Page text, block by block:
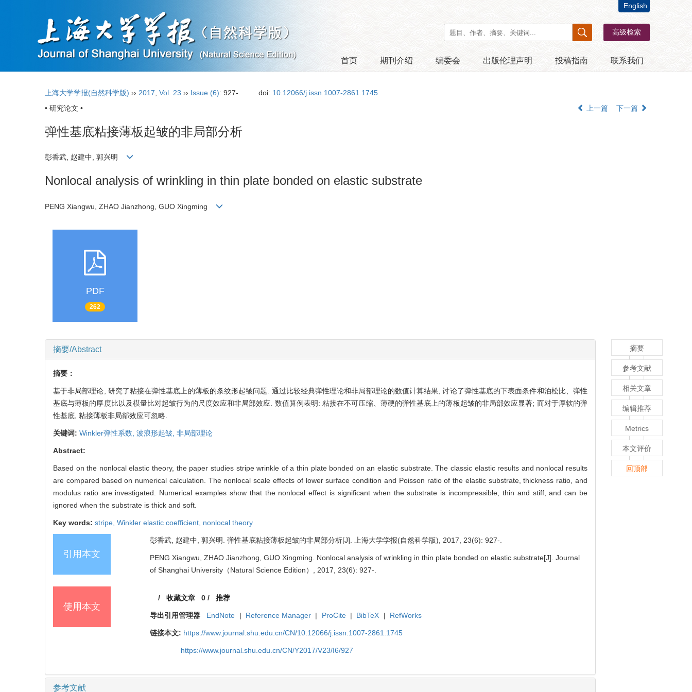
首页 期刊介绍 编委会 出版伦理声明 投稿指南 联系我们
English
上海大学学报(自然科学版) ›› 2017 Vol. 23 ›› Issue (6): 927-. doi: 10.12066/j.issn.1007-2861.1745
• 研究论文 •
上一篇 下一篇
弹性基底粘接薄板起皱的非局部分析
彭香武, 赵建中, 郭兴明
Nonlocal analysis of wrinkling in thin plate bonded on elastic substrate
PENG Xiangwu, ZHAO Jianzhong, GUO Xingming
PDF
262
摘要/Abstract
摘要：
基于非局部理论, 研究了粘接在弹性基底上的薄板的条纹形起皱问题. 通过比较经典弹性理论和非局部理论的数值计算结果, 讨论了弹性基底的下表面条件和泊松比、弹性
基底与薄板的厚度比以及模量比对起皱行为的尺度效应和非局部效应. 数值算例表明: 粘接在不可压缩、薄硬的弹性基底上的薄板起皱的非局部效应显著; 而对于厚软的弹
性基底, 粘接薄板非局部效应可忽略.
关键词: Winkler弹性系数, 波浪形起皱, 非局部理论
Abstract:
Based on the nonlocal elastic theory, the paper studies stripe wrinkle of a thin plate bonded on an elastic substrate. The classic elastic results and nonlocal results
are compared based on numerical calculation. The nonlocal scale effects of lower surface condition and Poisson ratio of the elastic substrate, thickness ratio, and
modulus ratio are investigated. Numerical examples show that the nonlocal effect is significant when the substrate is incompressible, thin and stiff, and can be
ignored when the substrate is thick and soft.
Key words: stripe, Winkler elastic coefficient, nonlocal theory
引用本文
彭香武, 赵建中, 郭兴明. 弹性基底粘接薄板起皱的非局部分析[J]. 上海大学学报(自然科学版), 2017, 23(6): 927-.
PENG Xiangwu, ZHAO Jianzhong, GUO Xingming. Nonlocal analysis of wrinkling in thin plate bonded on elastic substrate[J]. Journal
of Shanghai University（Natural Science Edition）, 2017, 23(6): 927-.
使用本文
/ 收藏文章 0 /推荐
导出引用管理器 EndNote | Reference Manager | ProCite | BibTeX | RefWorks
链接本文: https://www.journal.shu.edu.cn/CN/10.12066/j.issn.1007-2861.1745
https://www.journal.shu.edu.cn/CN/Y2017/V23/I6/927
参考文献
摘要
参考文献
相关文章
编辑推荐
Metrics
本文评价
回顶部